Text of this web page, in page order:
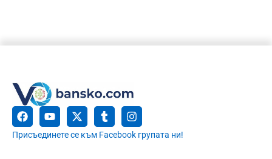
Присъединете се към Facebook групата ни!